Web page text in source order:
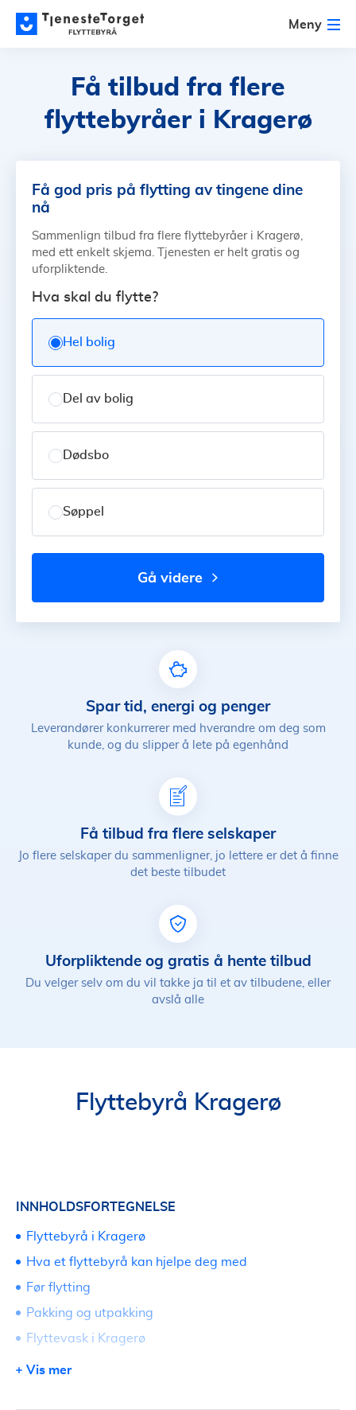
Meny
Få tilbud fra flere
flyttebyråer i Kragerø
Få god pris på flytting av tingene dine
nå
Sammenlign tilbud fra flere flyttebyråer i Kragerø,
med ett enkelt skjema. Tjenesten er helt gratis og
uforpliktende.
Hva skal du flytte?
Hel bolig
Del av bolig
Dødsbo
Søppel
gå videre
Spar tid, energi og penger
Leverandører konkurrerer med hverandre om deg som
kunde, og du slipper å lete på egenhånd
Få tilbud fra flere selskaper
Jo flere selskaper du sammenligner, jo lettere er det å finne
det beste tilbudet
Uforpliktende og gratis å hente tilbud
Du velger selv om du vil takke ja til et av tilbudene, eller
avslå alle
Flyttebyrå Kragerø
INNHOLDSFORTEGNELSE
Flyttebyrå i Kragerø
Hva et flyttebyrå kan hjelpe deg med
Før flytting
Pakking og utpakking
Flyttevask i Kragerø
Bortkjøring og rydding ved flytting
Vis mer